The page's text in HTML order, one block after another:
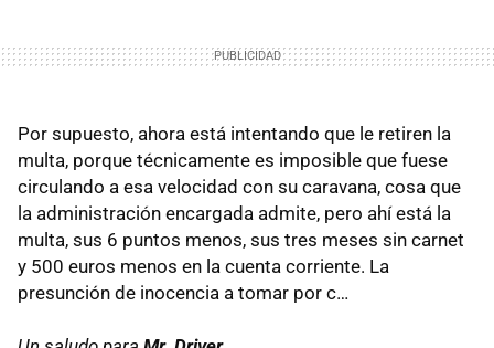
Por supuesto, ahora está intentando que le retiren la
multa, porque técnicamente es imposible que fuese
circulando a esa velocidad con su caravana, cosa que
la administración encargada admite, pero ahí está la
multa, sus 6 puntos menos, sus tres meses sin carnet
y 500 euros menos en la cuenta corriente. La
presunción de inocencia a tomar por c…